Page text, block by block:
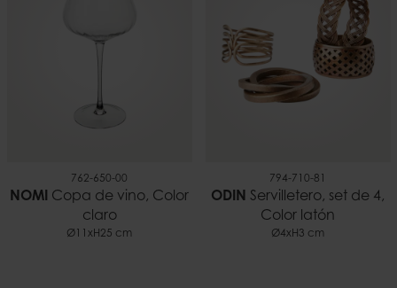
762-650-00
NOMI Copa de vino, Color
claro
Ø11xH25 cm
794-710-81
ODIN Servilletero, set de 4,
Color latón
Ø4xH3 cm